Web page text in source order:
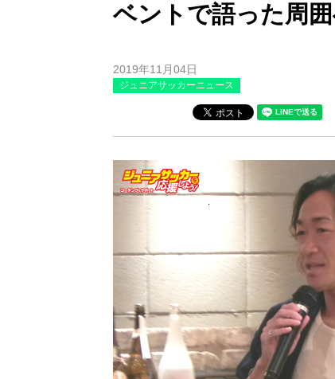
ベントで語った周囲
2019年11月04日
ジュニアサッカーニュース